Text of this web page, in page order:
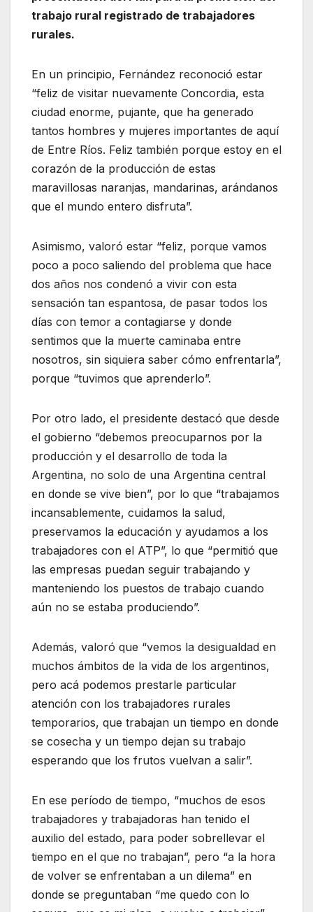
trabajo rural registrado de trabajadores
rurales.
En un principio, Fernández reconoció estar
“feliz de visitar nuevamente Concordia, esta
ciudad enorme, pujante, que ha generado
tantos hombres y mujeres importantes de aquí
de Entre Ríos. Feliz también porque estoy en el
corazón de la producción de estas
maravillosas naranjas, mandarinas, arándanos
que el mundo entero disfruta”.
Asimismo, valoró estar “feliz, porque vamos
poco a poco saliendo del problema que hace
dos años nos condenó a vivir con esta
sensación tan espantosa, de pasar todos los
días con temor a contagiarse y donde
sentimos que la muerte caminaba entre
nosotros, sin siquiera saber cómo enfrentarla”,
porque “tuvimos que aprenderlo”.
Por otro lado, el presidente destacó que desde
el gobierno “debemos preocuparnos por la
producción y el desarrollo de toda la
Argentina, no solo de una Argentina central
en donde se vive bien”, por lo que “trabajamos
incansablemente, cuidamos la salud,
preservamos la educación y ayudamos a los
trabajadores con el ATP”, lo que “permitió que
las empresas puedan seguir trabajando y
manteniendo los puestos de trabajo cuando
aún no se estaba produciendo”.
Además, valoró que “vemos la desigualdad en
muchos ámbitos de la vida de los argentinos,
pero acá podemos prestarle particular
atención con los trabajadores rurales
temporarios, que trabajan un tiempo en donde
se cosecha y un tiempo dejan su trabajo
esperando que los frutos vuelvan a salir”.
En ese período de tiempo, “muchos de esos
trabajadores y trabajadoras han tenido el
auxilio del estado, para poder sobrellevar el
tiempo en el que no trabajan”, pero “a la hora
de volver se enfrentaban a un dilema” en
donde se preguntaban “me quedo con lo